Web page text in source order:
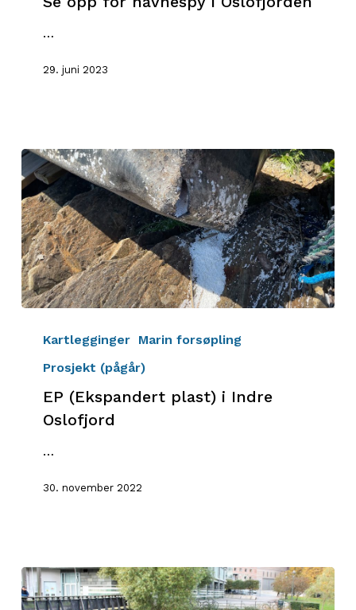
…
29. juni 2023
(Ekspandert
Indre
Oslofjord
Kartlegginger Marin forsøpling
Prosjekt (pågår)
EP (Ekspandert plast) i Indre
Oslofjord
…
30. november 2022